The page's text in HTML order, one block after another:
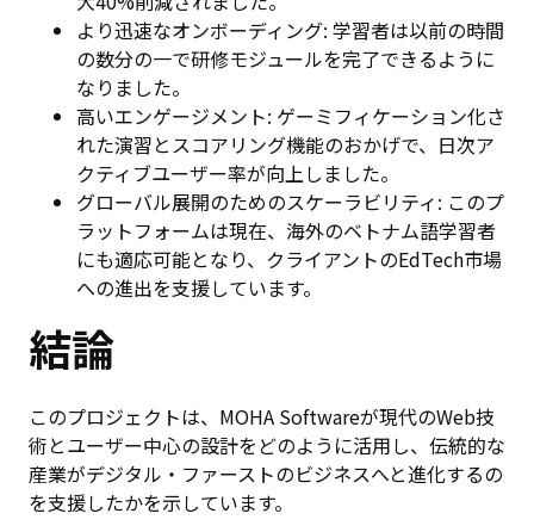
より迅速なオンボーディング: 学習者は以前の時間
の数分の一で研修モジュールを完了できるように
なりました。
高いエンゲージメント: ゲーミフィケーション化さ
れた演習とスコアリング機能のおかげで、日次ア
クティブユーザー率が向上しました。
グローバル展開のためのスケーラビリティ: このプ
ラットフォームは現在、海外のベトナム語学習者
にも適応可能となり、クライアントのEdTech市場
への進出を支援しています。
結論
このプロジェクトは、MOHA Softwareが現代のWeb技
術とユーザー中心の設計をどのように活用し、伝統的な
産業がデジタル・ファーストのビジネスへと進化するの
を支援したかを示しています。